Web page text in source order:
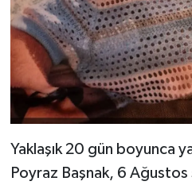
Yaklaşık 20 gün boyunca
Poyraz Başnak, 6 Ağustos